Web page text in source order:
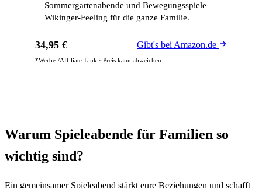
Sommergartenabende und Bewegungsspiele –
Wikinger-Feeling für die ganze Familie.
34,95 € Gibt's bei Amazon.de
*Werbe-/Affiliate-Link · Preis kann abweichen
Warum Spieleabende für Familien so
wichtig sind?
Ein gemeinsamer Spieleabend stärkt eure Beziehungen und schafft